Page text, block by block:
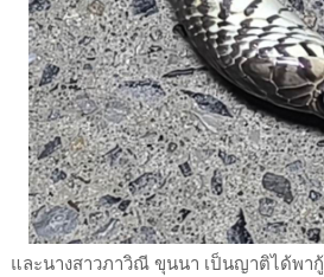
และนางสาวภาวิณี ขุนนา เป็นญาติได้พ